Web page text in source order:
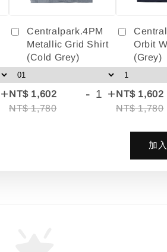
+
Centralpark.4PM
Metallic Grid Shirt
(Cold Grey)
NT$ 1,602
NT$ 1,780
- +
Orbit
(Grey)
NT$ 1,602
NT$ 1,780
加